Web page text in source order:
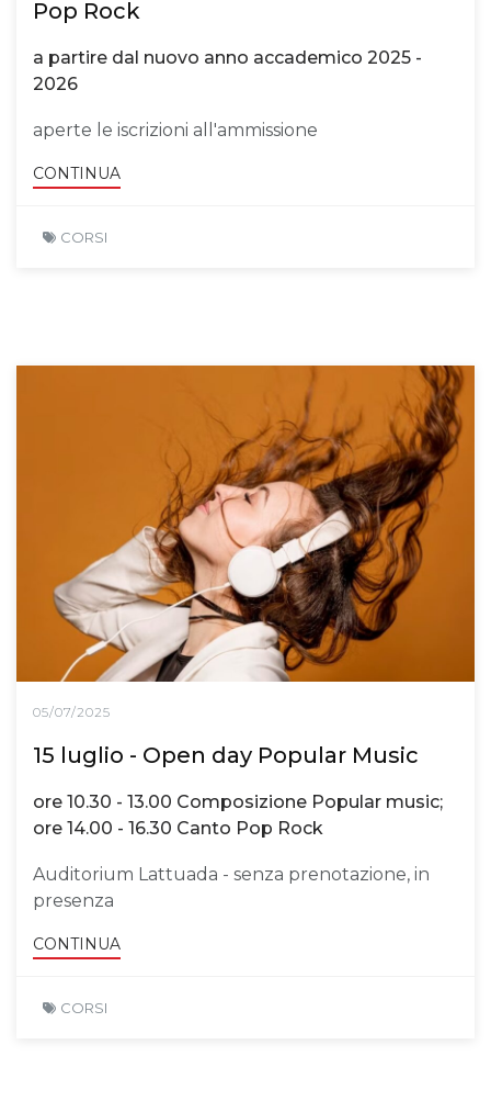
Pop Rock
a partire dal nuovo anno accademico 2025 -
2026
aperte le iscrizioni all'ammissione
CONTINUA
CORSI
05/07/2025
15 luglio - Open day Popular Music
ore 10.30 - 13.00 Composizione Popular music;
ore 14.00 - 16.30 Canto Pop Rock
Auditorium Lattuada - senza prenotazione, in
presenza
CONTINUA
CORSI